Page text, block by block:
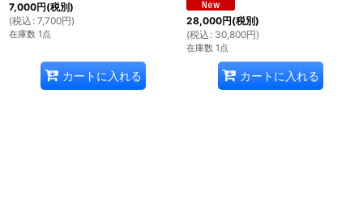
7,000円(税別)
(税込 : 7,700円)
在庫数 1点
カートに入れる
28,000円(税別)
(税込 : 30,800円)
在庫数 1点
カートに入れる